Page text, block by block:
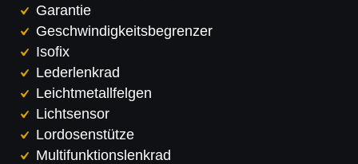
Garantie
Geschwindigkeitsbegrenzer
Isofix
Lederlenkrad
Leichtmetallfelgen
Lichtsensor
Lordosenstütze
Multifunktionslenkrad